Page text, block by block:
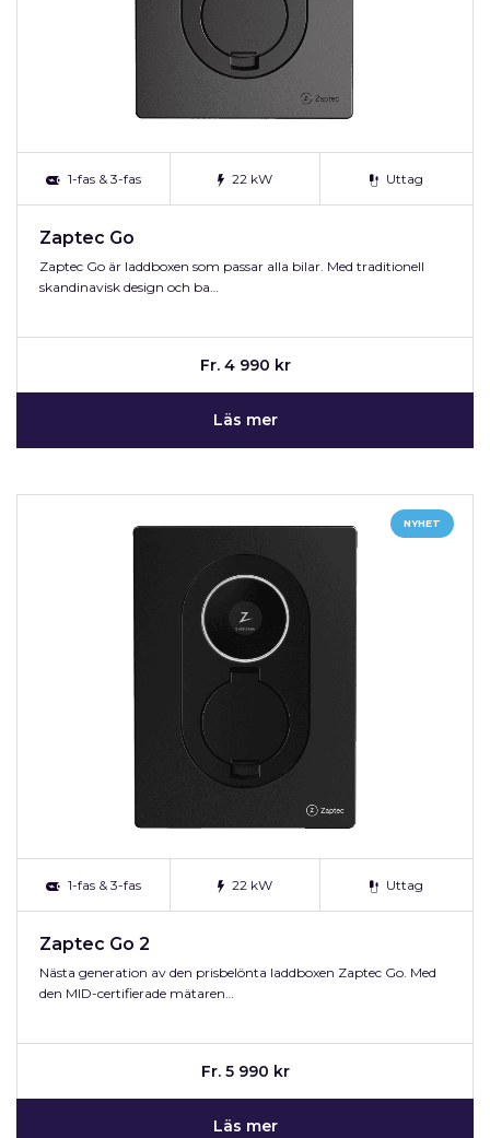
1-fas & 3-fas 22 kW Uttag
Zaptec Go
Zaptec Go är laddboxen som passar alla bilar. Med traditionell
skandinavisk design och ba…
Fr. 4 990 kr
Läs mer
NYHET
1-fas & 3-fas 22 kW Uttag
Zaptec Go 2
Nästa generation av den prisbelönta laddboxen Zaptec Go. Med
den MID-certifierade mätaren…
Fr. 5 990 kr
Läs mer